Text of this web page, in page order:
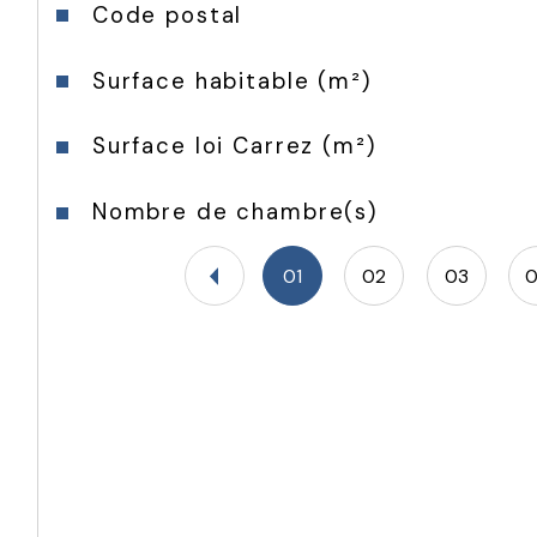
Caractéristiques Valeurs
Code postal
Surface habitable (m²)
Surface loi Carrez (m²)
Nombre de chambre(s)
01 02 03